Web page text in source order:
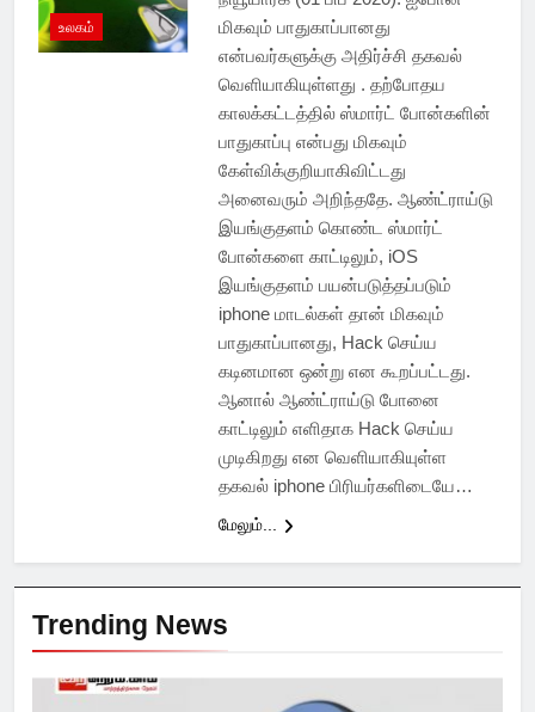
உலகம்
மிகவும் பாதுகாப்பானது
என்பவர்களுக்கு அதிர்ச்சி தகவல்
வெளியாகியுள்ளது . தற்போதய
காலக்கட்டத்தில் ஸ்மார்ட் போன்களின்
பாதுகாப்பு என்பது மிகவும்
கேள்விக்குறியாகிவிட்டது
அனைவரும் அறிந்ததே. ஆண்ட்ராய்டு
இயங்குதளம் கொண்ட ஸ்மார்ட்
போன்களை காட்டிலும், iOS
இயங்குதளம் பயன்படுத்தப்படும்
iphone மாடல்கள் தான் மிகவும்
பாதுகாப்பானது, Hack செய்ய
கடினமான ஒன்று என கூறப்பட்டது.
ஆனால் ஆண்ட்ராய்டு போனை
காட்டிலும் எளிதாக Hack செய்ய
முடிகிறது என வெளியாகியுள்ள
தகவல் iphone பிரியர்களிடையே…
மேலும்...
Trending News